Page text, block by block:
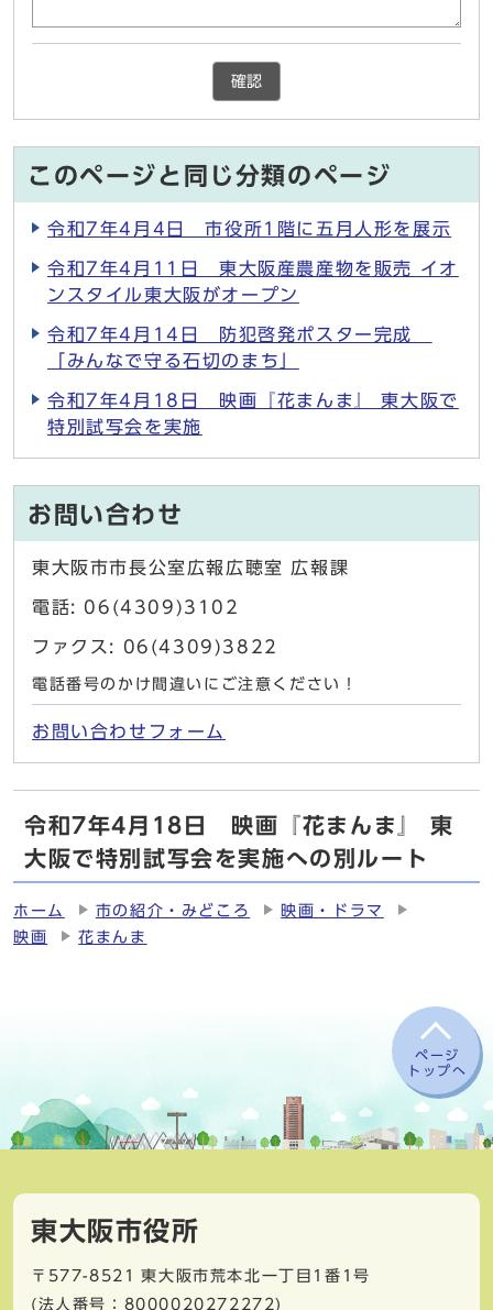
確認
このページと同じ分類のページ
令和7年4月4日 市役所1階に五月人形を展示
令和7年4月11日 東大阪産農産物を販売 イオ
ンスタイル東大阪がオープン
令和7年4月14日 防犯啓発ポスター完成
「みんなで守る石切のまち」
令和7年4月18日 映画『花まんま』 東大阪で
特別試写会を実施
お問い合わせ
東大阪市市長公室広報広聴室 広報課
電話: 06(4309)3102
ファクス: 06(4309)3822
電話番号のかけ間違いにご注意ください！
お問い合わせフォーム
令和7年4月18日 映画『花まんま』 東
大阪で特別試写会を実施への別ルート
ホーム 市の紹介・みどころ
映画・ドラマ
映画
花まんま
ページ
トップへ
東大阪市役所
〒577-8521
東大阪市荒本北一丁目1番1号
(法人番号：8000020272272)